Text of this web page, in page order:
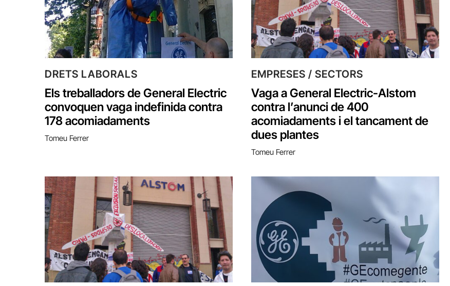
DRETS LABORALS
Els treballadors de General Electric
convoquen vaga indefinida contra
178 acomiadaments
Tomeu Ferrer
EMPRESES / SECTORS
Vaga a General Electric-Alstom
contra l’anunci de 400
acomiadaments i el tancament de
dues plantes
Tomeu Ferrer